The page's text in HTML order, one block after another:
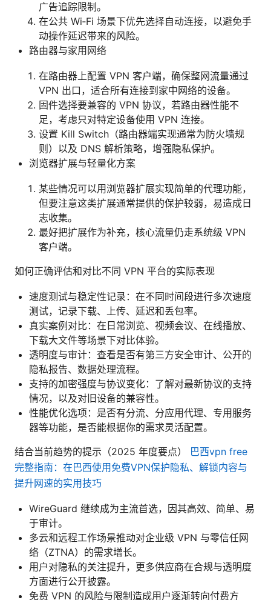
广告追踪限制。
在公共 Wi‑Fi 场景下优先选择自动连接，以避免手
动操作延迟带来的风险。
路由器与家用网络
在路由器上配置 VPN 客户端，确保整网流量通过
VPN 出口，适合所有连接到家中网络的设备。
固件选择要兼容的 VPN 协议，若路由器性能不
足，考虑只对特定设备使用 VPN 连接。
设置 Kill Switch（路由器端实现通常为防火墙规
则）以及 DNS 解析策略，增强隐私保护。
浏览器扩展与轻量化方案
某些情况可以用浏览器扩展实现简单的代理功能，
但要注意这类扩展通常提供的保护较弱，易造成日
志收集。
最好把扩展作为补充，核心流量仍走系统级 VPN
客户端。
如何正确评估和对比不同 VPN 平台的实际表现
速度测试与稳定性记录：在不同时间段进行多次速度
测试，记录下载、上传、延迟和丢包率。
真实案例对比：在日常浏览、视频会议、在线播放、
下载大文件等场景下对比体验。
透明度与审计：查看是否有第三方安全审计、公开的
隐私报告、数据处理流程。
支持的加密强度与协议变化：了解对最新协议的支持
情况，以及对旧设备的兼容性。
性能优化选项：是否有分流、分应用代理、专用服务
器等功能，是否能根据你的需求灵活配置。
结合当前趋势的提示（2025 年度要点） 巴西vpn free
完整指南：在巴西使用免费VPN保护隐私、解锁内容与
提升网速的实用技巧
WireGuard 继续成为主流首选，因其高效、简单、易
于审计。
多云和远程工作场景推动对企业级 VPN 与零信任网
络（ZTNA）的需求增长。
用户对隐私的关注提升，更多供应商在合规与透明度
方面进行公开披露。
免费 VPN 的风险与限制造成用户逐渐转向付费方